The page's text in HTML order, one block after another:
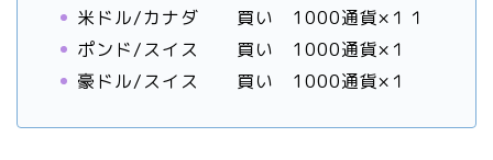
米ドル/カナダ 買い 1000通貨×１１
ポンド/スイス 買い 1000通貨×１
豪ドル/スイス 買い 1000通貨×１